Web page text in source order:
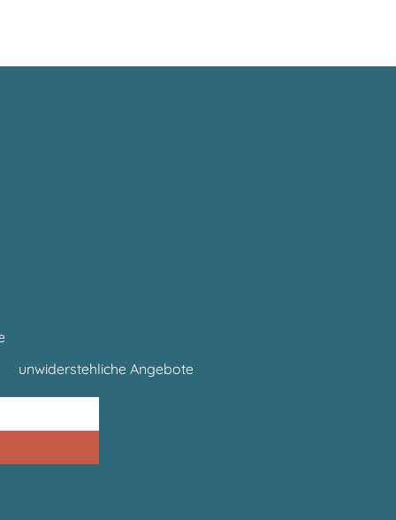
unwiderstehliche Angebote